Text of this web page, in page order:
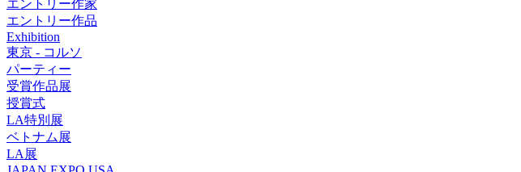
エントリー作家
エントリー作品
Exhibition
東京 - コルソ
パーティー
受賞作品展
授賞式
LA特別展
ベトナム展
LA展